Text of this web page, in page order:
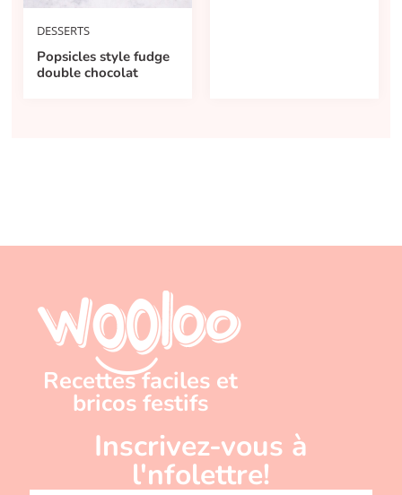
DESSERTS
Popsicles style fudge
double chocolat
Recettes faciles et
bricos festifs
Inscrivez-vous à
l'nfolettre!